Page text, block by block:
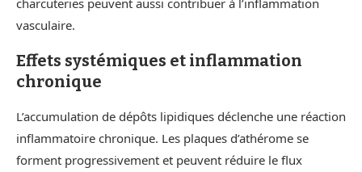
vasculaire.
Effets systémiques et inflammation
chronique
L’accumulation de dépôts lipidiques déclenche une réaction
inflammatoire chronique. Les plaques d’athérome se
forment progressivement et peuvent réduire le flux